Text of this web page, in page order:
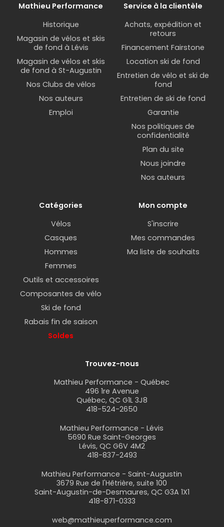
Mathieu Performance
Historique
Magasin de vélos et skis
de fond à Lévis
Magasin de vélos et skis
de fond à St-Augustin
Nos Clubs de vélos
Nos auteurs
Emploi
Service à la clientèle
Achats, expédition et
retours
Financement Fairstone
Location ski de fond
Entretien de vélo et ski de
fond
Entretien de ski de fond
Garantie
Nos politiques de
confidentialité
Plan du site
Nous joindre
Nos auteurs
Catégories
Vélos
Casques
Hommes
Femmes
Outils et accessoires
Composantes de vélo
Ski de fond
Rabais fin de saison
Soldes
Mon compte
S'inscrire
Mes commandes
Ma liste de souhaits
Trouvez-nous
Mathieu Performance - Québec
496 1re Avenue
Québec, QC G1L 3J8
418-524-2650
Mathieu Performance - Lévis
5690 Rue Saint-Georges
Lévis, QC G6V 4M2
418-837-2493
Mathieu Performance - Saint-Augustin
3679 Rue de l'Hêtrière, suite 100
Saint-Augustin-de-Desmaures, QC G3A 1X1
418-871-0333
web@mathieuperformance.com